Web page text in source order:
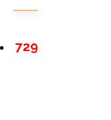
729